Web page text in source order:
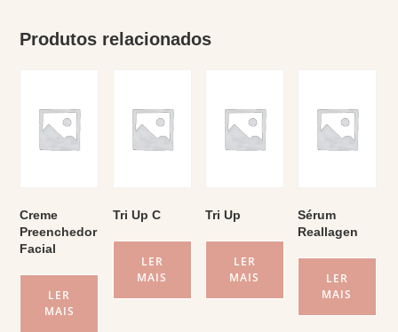
Produtos relacionados
Creme
Preenchedor
Facial
LER
MAIS
Tri Up C
LER
MAIS
Tri Up
LER
MAIS
Sérum
Reallagen
LER
MAIS